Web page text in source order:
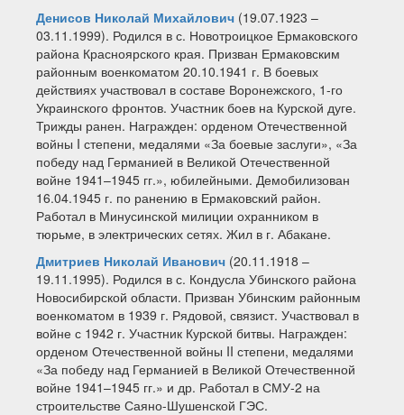
Денисов Николай Михайлович (19.07.1923 –
03.11.1999). Родился в с. Новотроицкое Ермаковского
района Красноярского края. Призван Ермаковским
районным военкоматом 20.10.1941 г. В боевых
действиях участвовал в составе Воронежского, 1-го
Украинского фронтов. Участник боев на Курской дуге.
Трижды ранен. Награжден: орденом Отечественной
войны I степени, медалями «За боевые заслуги», «За
победу над Германией в Великой Отечественной
войне 1941–1945 гг.», юбилейными. Демобилизован
16.04.1945 г. по ранению в Ермаковский район.
Работал в Минусинской милиции охранником в
тюрьме, в электрических сетях. Жил в г. Абакане.
Дмитриев Николай Иванович (20.11.1918 –
19.11.1995). Родился в с. Кондусла Убинского района
Новосибирской области. Призван Убинским районным
военкоматом в 1939 г. Рядовой, связист. Участвовал в
войне с 1942 г. Участник Курской битвы. Награжден:
орденом Отечественной войны II степени, медалями
«За победу над Германией в Великой Отечественной
войне 1941–1945 гг.» и др. Работал в СМУ-2 на
строительстве Саяно-Шушенской ГЭС.